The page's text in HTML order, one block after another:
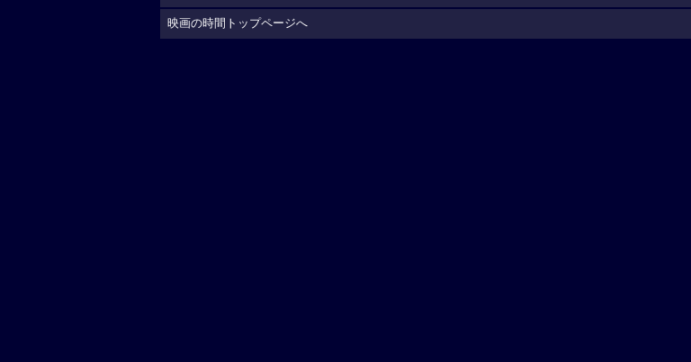
映画の時間トップページへ